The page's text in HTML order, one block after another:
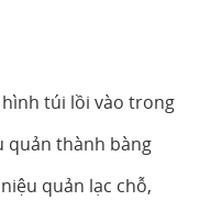
hình túi lồi vào trong
quản thành bàng
quản lạc chỗ,